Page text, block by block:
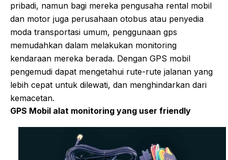
pribadi, namun bagi mereka pengusaha rental mobil
dan motor juga perusahaan otobus atau penyedia
moda transportasi umum, penggunaan gps
memudahkan dalam melakukan monitoring
kendaraan mereka berada. Dengan GPS mobil
pengemudi dapat mengetahui rute-rute jalanan yang
lebih cepat untuk dilewati, dan menghindarkan dari
kemacetan.
GPS Mobil alat monitoring yang user friendly